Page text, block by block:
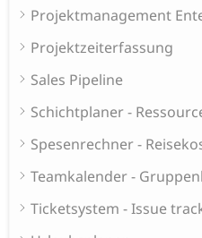
Projektmanagement
Projektzeiterfassung
Sales Pipeline
Schichtplaner -
Spesenrechner -
Teamkalender -
Ticketsystem - Issue